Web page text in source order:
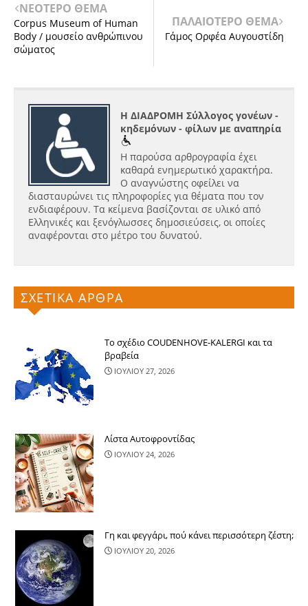
ΝΕΟΤΕΡΟ ΘΕΜΑ
Corpus Museum of Human
Body / μουσείο ανθρώπινου
σώματος
ΠΑΛΑΙΟΤΕΡΟ ΘΕΜΑ
Γάμος Ορφέα Αυγουστίδη
Η ΔΙΑΔΡΟΜΗ Σύλλογος γονέων -
κηδεμόνων - φίλων με αναπηρία
Η παρούσα αρθρογραφία έχει
καθαρά ενημερωτικό χαρακτήρα.
Ο αναγνώστης οφείλει να
διασταυρώνει τις πληροφορίες για θέματα που τον
ενδιαφέρουν. Τα κείμενα βασίζονται σε υλικό από
Ελληνικές και ξενόγλωσσες δημοσιεύσεις, οι οποίες
αναφέρονται στο μέτρο του δυνατού.
ΣΧΕΤΙΚΑ ΑΡΘΡΑ
Το σχέδιο COUDENHOVE-KALERGI και τα
βραβεία
ΙΟΥΛΙΟΥ 27, 2026
Λίστα Αυτοφροντίδας
ΙΟΥΛΙΟΥ 24, 2026
Γη και φεγγάρι, πού κάνει περισσότερ​η ζέστη;
ΙΟΥΛΙΟΥ 20, 2026